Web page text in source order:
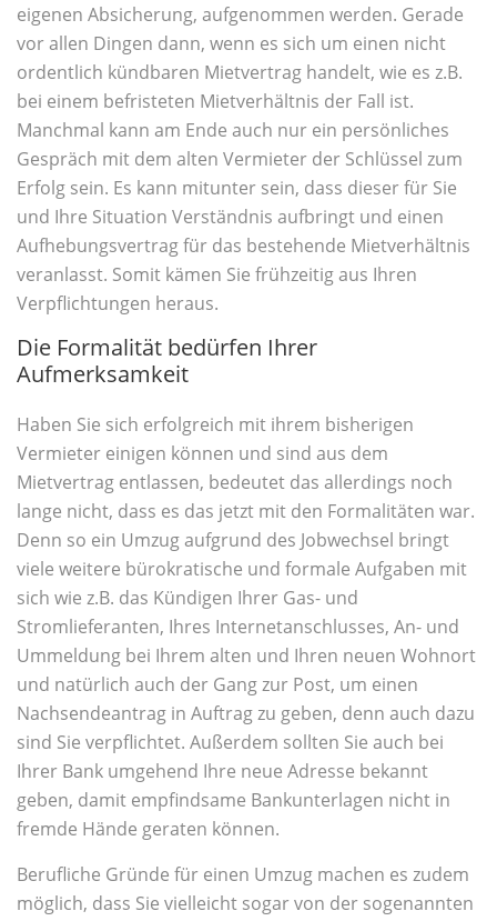
eigenen Absicherung, aufgenommen werden. Gerade
vor allen Dingen dann, wenn es sich um einen nicht
ordentlich kündbaren Mietvertrag handelt, wie es z.B.
bei einem befristeten Mietverhältnis der Fall ist.
Manchmal kann am Ende auch nur ein persönliches
Gespräch mit dem alten Vermieter der Schlüssel zum
Erfolg sein. Es kann mitunter sein, dass dieser für Sie
und Ihre Situation Verständnis aufbringt und einen
Aufhebungsvertrag für das bestehende Mietverhältnis
veranlasst. Somit kämen Sie frühzeitig aus Ihren
Verpflichtungen heraus.
Die Formalität bedürfen Ihrer
Aufmerksamkeit
Haben Sie sich erfolgreich mit ihrem bisherigen
Vermieter einigen können und sind aus dem
Mietvertrag entlassen, bedeutet das allerdings noch
lange nicht, dass es das jetzt mit den Formalitäten war.
Denn so ein Umzug aufgrund des Jobwechsel bringt
viele weitere bürokratische und formale Aufgaben mit
sich wie z.B. das Kündigen Ihrer Gas- und
Stromlieferanten, Ihres Internetanschlusses, An- und
Ummeldung bei Ihrem alten und Ihren neuen Wohnort
und natürlich auch der Gang zur Post, um einen
Nachsendeantrag in Auftrag zu geben, denn auch dazu
sind Sie verpflichtet. Außerdem sollten Sie auch bei
Ihrer Bank umgehend Ihre neue Adresse bekannt
geben, damit empfindsame Bankunterlagen nicht in
fremde Hände geraten können.
Berufliche Gründe für einen Umzug machen es zudem
möglich, dass Sie vielleicht sogar von der sogenannten